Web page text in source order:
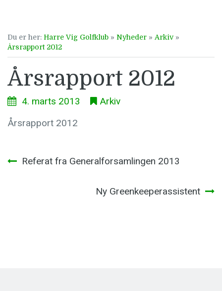
Du er her: Harre Vig Golfklub » Nyheder » Arkiv»
Årsrapport 2012
Årsrapport 2012
4. marts 2013
Arkiv
Årsrapport 2012
Indlægsnavigation
Referat fra Generalforsamlingen 2013
Ny Greenkeeperassistent